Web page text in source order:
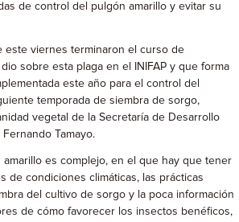
de control del pulgón amarillo y evitar su
este viernes terminaron el curso de
sobre esta plaga en el INIFAP y que forma
este año para el control del
temporada de siembra de sorgo,
vegetal de la Secretaría de Desarrollo
Tamayo.
amarillo es complejo, en el que hay que tener
de condiciones climáticas, las prácticas
del cultivo de sorgo y la poca información
de cómo favorecer los insectos benéficos,